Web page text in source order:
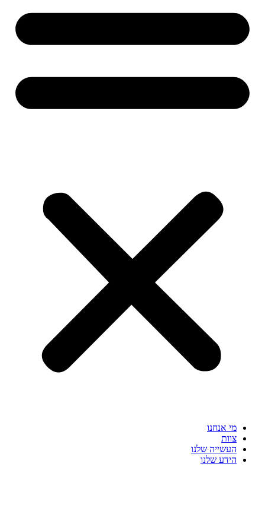
מי אנחנו
צוות
העשייה שלנו
הידע שלנו